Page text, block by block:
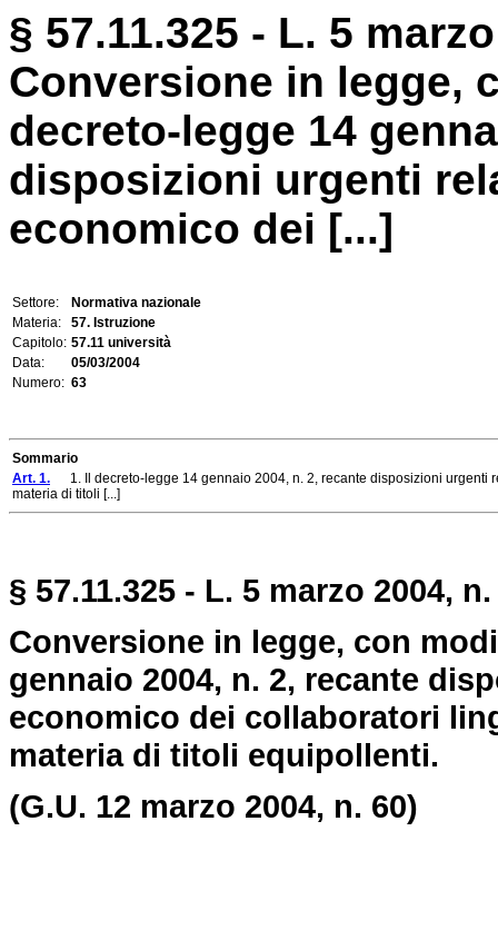
§ 57.11.325 - L. 5
Conversione in legge,
decreto-legge 14
disposizioni urgenti
economico dei [...]
Settore:
Normativa nazionale
Materia:
57. Istruzione
Capitolo: 57.11 università
Data:
05/03/2004
Numero: 63
Sommario
Art. 1. 1. Il decreto-legge 14 gennaio 2004, n. 2, recante disposizioni urgenti
materia di titoli [...]
§ 57.11.325 - L. 5 marzo 2004,
Conversione in legge, con
gennaio 2004, n. 2, recante
economico dei collaboratori
materia di titoli equipollenti.
(G.U. 12 marzo 2004, n. 60)